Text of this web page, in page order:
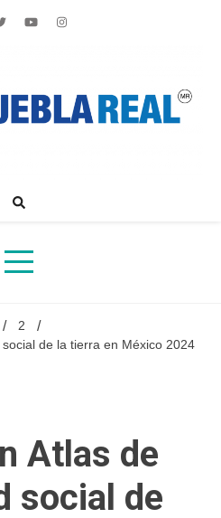
México y el mundo
2
de la tierra en México 2024
Atlas de
social de